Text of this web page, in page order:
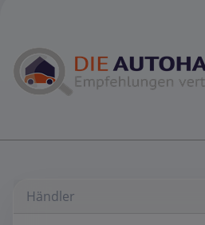
Händler